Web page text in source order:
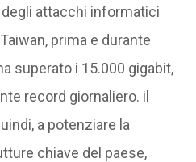
attacchi informatici
prima e durante
superato i 15.000 gigabit,
record giornaliero. il
a potenziare la
chiave del paese,